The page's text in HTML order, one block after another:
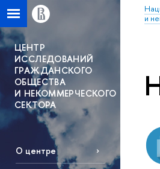
и
ЦЕНТР
ИССЛЕДОВАНИЙ
ГРАЖДАНСКОГО
ОБЩЕСТВА
И НЕКОММЕРЧЕСКОГО
СЕКТОРА
О центре